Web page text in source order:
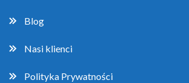
Blog
Nasi klienci
Polityka Prywatności